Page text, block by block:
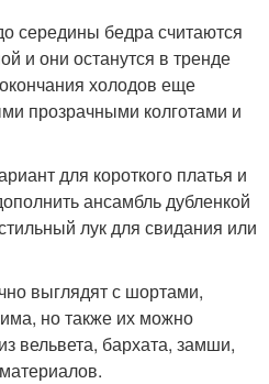
середины бедра считаются
и они останутся в тренде
холодов еще
прозрачными колготами и
для короткого платья и
ансамбль дубленкой
лук для свидания или
выглядят с шортами,
но также их можно
вельвета, бархата, замши,